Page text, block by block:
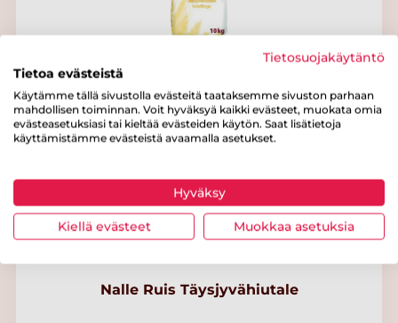
Nalle Vehnä Täysjyvähiutale
Nalle Ruis Täysjyvähiutale
Tietosuojakäytäntö
Tietoa evästeistä
Käytämme tällä sivustolla evästeitä taataksemme sivuston parhaan
mahdollisen toiminnan. Voit hyväksyä kaikki evästeet, muokata omia
evästeasetuksiasi tai kieltää evästeiden käytön. Saat lisätietoja
käyttämistämme evästeistä avaamalla asetukset.
Hyväksy
Kiellä evästeet Muokkaa asetuksia